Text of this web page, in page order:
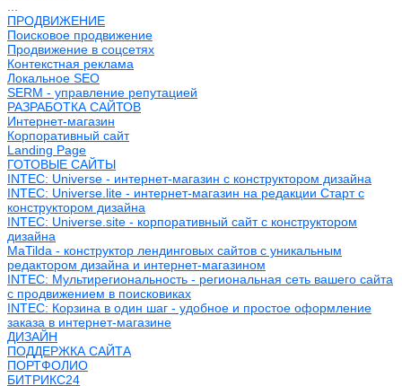
ПРОДВИЖЕНИЕ
Поисковое продвижение
Продвижение в соцсетях
Контекстная реклама
Локальное SEO
SERM - управление репутацией
РАЗРАБОТКА САЙТОВ
Интернет-магазин
Корпоративный сайт
Landing Page
ГОТОВЫЕ САЙТЫ
INTEC: Universe - интернет-магазин с конструктором дизайна
INTEC: Universe.lite - интернет-магазин на редакции Старт с
конструктором дизайна
INTEC: Universe.site - корпоративный сайт с конструктором
дизайна
MaTilda - конструктор лендинговых сайтов с уникальным
редактором дизайна и интернет-магазином
INTEC: Мультирегиональность - региональная сеть вашего сайта
с продвижением в поисковиках
INTEC: Корзина в один шаг - удобное и простое оформление
заказа в интернет-магазине
ДИЗАЙН
ПОДДЕРЖКА САЙТА
ПОРТФОЛИО
БИТРИКС24